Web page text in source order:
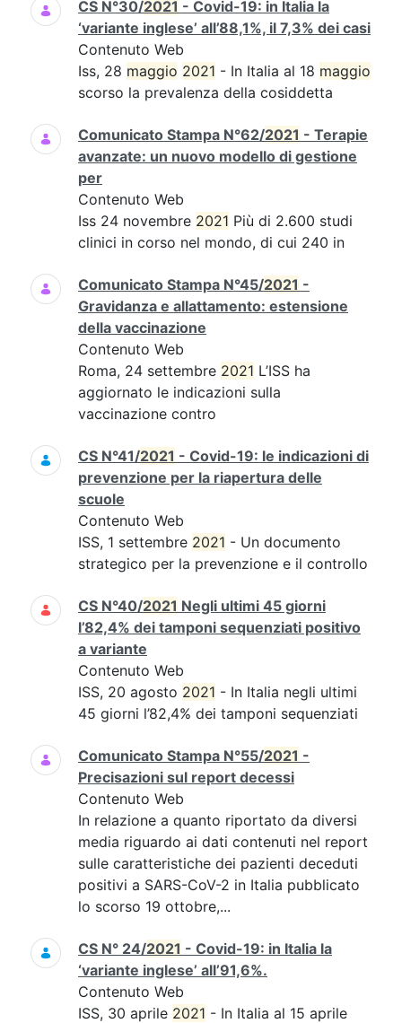
CS N°30/2021 - Covid-19: in Italia la
‘variante inglese’ all’88,1%, il 7,3% dei casi
Contenuto Web
Iss, 28 maggio 2021 - In Italia al 18 maggio
scorso la prevalenza della cosiddetta
Comunicato Stampa N°62/2021 - Terapie
avanzate: un nuovo modello di gestione
per
Contenuto Web
Iss 24 novembre 2021 Più di 2.600 studi
clinici in corso nel mondo, di cui 240 in
Comunicato Stampa N°45/2021 -
Gravidanza e allattamento: estensione
della vaccinazione
Contenuto Web
Roma, 24 settembre 2021 L’ISS ha
aggiornato le indicazioni sulla
vaccinazione contro
CS N°41/2021 - Covid-19: le indicazioni di
prevenzione per la riapertura delle
scuole
Contenuto Web
ISS, 1 settembre 2021 - Un documento
strategico per la prevenzione e il controllo
CS N°40/2021 Negli ultimi 45 giorni
l’82,4% dei tamponi sequenziati positivo
a variante
Contenuto Web
ISS, 20 agosto 2021 - In Italia negli ultimi
45 giorni l’82,4% dei tamponi sequenziati
Comunicato Stampa N°55/2021 -
Precisazioni sul report decessi
Contenuto Web
In relazione a quanto riportato da diversi
media riguardo ai dati contenuti nel report
sulle caratteristiche dei pazienti deceduti
positivi a SARS-CoV-2 in Italia pubblicato
lo scorso 19 ottobre,...
CS N° 24/2021 - Covid-19: in Italia la
‘variante inglese’ all’91,6%.
Contenuto Web
ISS, 30 aprile 2021 - In Italia al 15 aprile